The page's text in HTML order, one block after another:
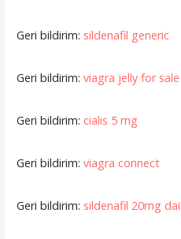
Geri bildirim: sildenafil generic
Geri bildirim: viagra jelly for sale
Geri bildirim: cialis 5 mg
Geri bildirim: viagra connect
Geri bildirim: sildenafil 20mg